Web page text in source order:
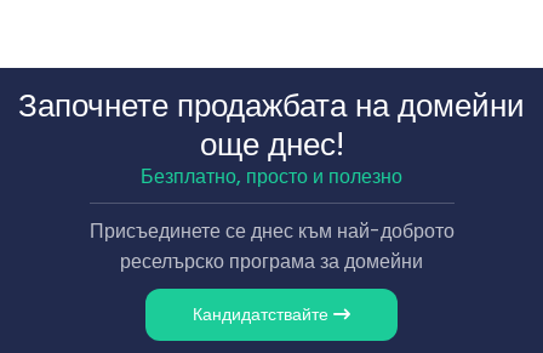
Започнете продажбата на домейни
още днес!
Безплатно, просто и полезно
Присъединете се днес към най-доброто
реселърско програма за домейни
Кандидатствайте